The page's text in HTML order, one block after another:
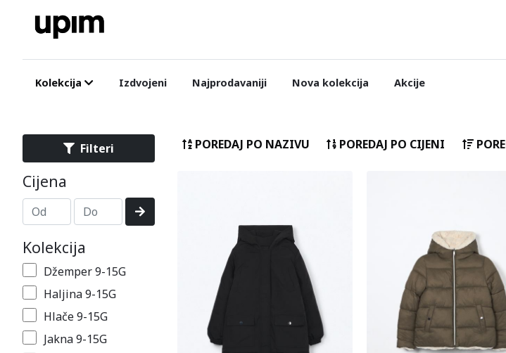
Kolekcija Izdvojeni Najprodavaniji Nova kolekcija Akcije
Filteri
Cijena
Kolekcija
Džemper 9-15G
Haljina 9-15G
Hlače 9-15G
Jakna 9-15G
POREDAJ PO NAZIVU POREDAJ PO CIJENI